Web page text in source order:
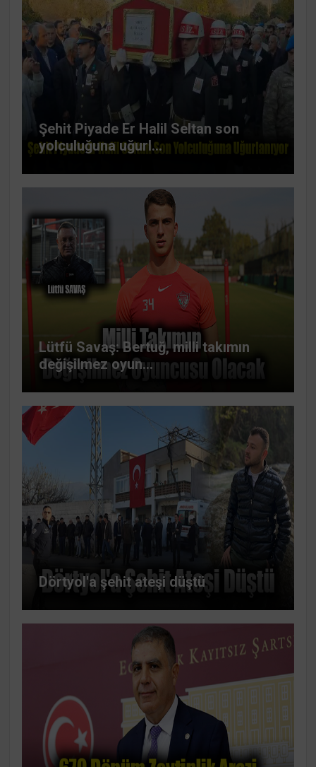
Şehit Piyade Er Halil Seltan son
yolculuğuna uğurl...
Lütfü Savaş: Bertuğ, milli takımın
değişilmez oyun...
Dörtyol'a şehit ateşi düştü